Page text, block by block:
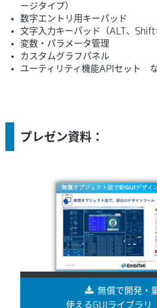
ージタイプ）
数字エントリ用キーパッド
文字入力キーパッド（ALT、Shift
変数・パラメータ管理
カスタムグラフパネル
ユーティリティ機能APIセット
プレゼン資料：
無償で開発・
使えるGUIライブラリ